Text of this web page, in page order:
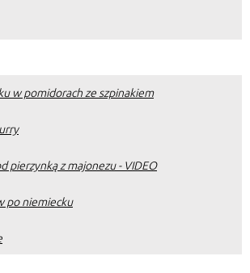
w pomidorach ze szpinakiem
pierzynką z majonezu - VIDEO
po niemiecku